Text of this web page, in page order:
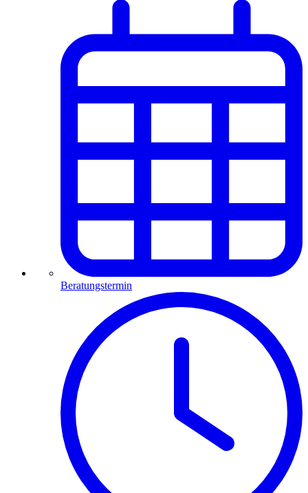
Beratungstermin